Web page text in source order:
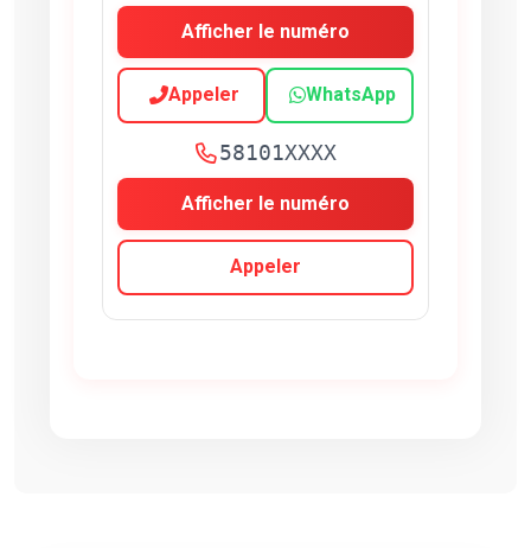
Afficher le numéro
Appeler WhatsApp
58101XXXX
Afficher le numéro
Appeler